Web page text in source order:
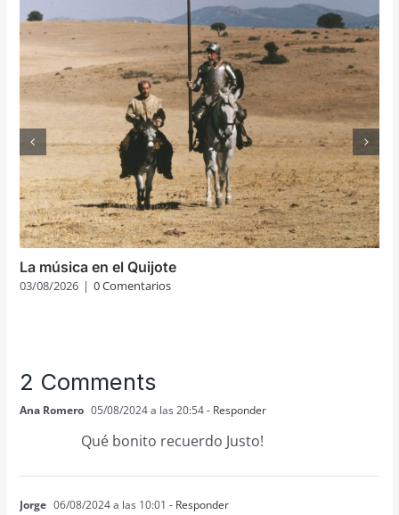
La música en el Quijote
03/08/2026 | 0 Comentarios
2 Comments
Ana Romero 05/08/2024 a las 20:54- Responder
Qué bonito recuerdo Justo!
Jorge 06/08/2024 a las 10:01 - Responder